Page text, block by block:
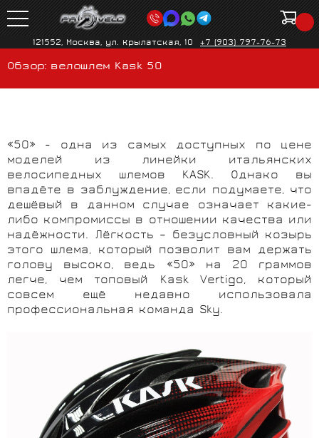
121552, Москва, ул. Крылатская, 10 +7 (903) 797-76-73
Обзор: велошлем Kask 50
«50» - одна из самых доступных по цене
моделей из линейки итальянских
велосипедных шлемов KASK. Однако вы
впадёте в заблуждение, если подумаете, что
дешёвый в данном случае означает какие-
либо компромиссы в отношении качества или
надёжности. Лёгкость – безусловный козырь
этого шлема, который позволит вам держать
голову высоко, ведь «50» на 20 граммов
легче, чем топовый Kask Vertigo, который
совсем ещё недавно использовала
профессиональная команда Sky.